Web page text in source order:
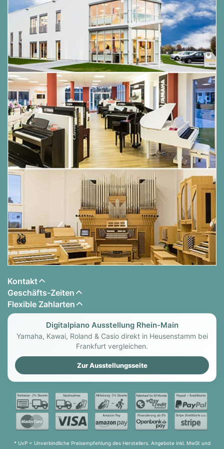
Kontakt
Geschäfts-Zeiten
Flexible Zahlarten
Digitalpiano Ausstellung Rhein-Main
Yamaha, Kawai, Roland & Casio direkt in Heusenstamm bei
Frankfurt vergleichen.
Zur Ausstellungsseite
* UvP = Unverbindliche Preisempfehlung des Herstellers. Angebote inkl. MwSt und